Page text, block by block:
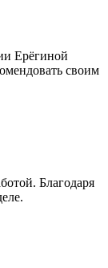
Ерёгиной
своим
Благодаря